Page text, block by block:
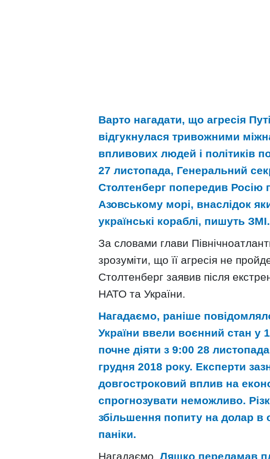
Варто нагадати, що агресія
відгукнулася тривожними
впливових людей і політиків
27 листопада, Генеральний
Столтенберг попередив Росію
Азовському морі, внаслідок
українські кораблі, пишуть ЗМІ.
За словами глави
зрозуміти, що її агресія не
Столтенберг заявив після
НАТО та України.
Нагадаємо, раніше
України ввели воєнний стан у
почне діяти з 9:00 28
грудня 2018 року. Експерти
довгостроковий вплив на
спрогнозувати неможливо.
збільшення попиту на долар в
паніки.
Нагадаємо, Ляшко переламав